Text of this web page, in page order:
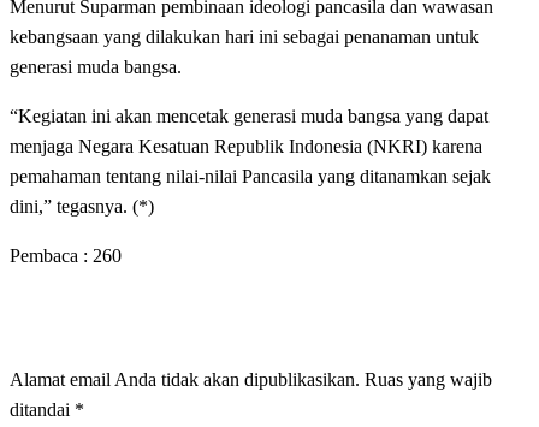
Menurut Suparman pembinaan ideologi pancasila dan wawasan
kebangsaan yang dilakukan hari ini sebagai penanaman untuk
generasi muda bangsa.
“Kegiatan ini akan mencetak generasi muda bangsa yang dapat
menjaga Negara Kesatuan Republik Indonesia (NKRI) karena
pemahaman tentang nilai-nilai Pancasila yang ditanamkan sejak
dini,” tegasnya. (*)
Pembaca : 260
Alamat email Anda tidak akan dipublikasikan. Ruas yang wajib
ditandai *